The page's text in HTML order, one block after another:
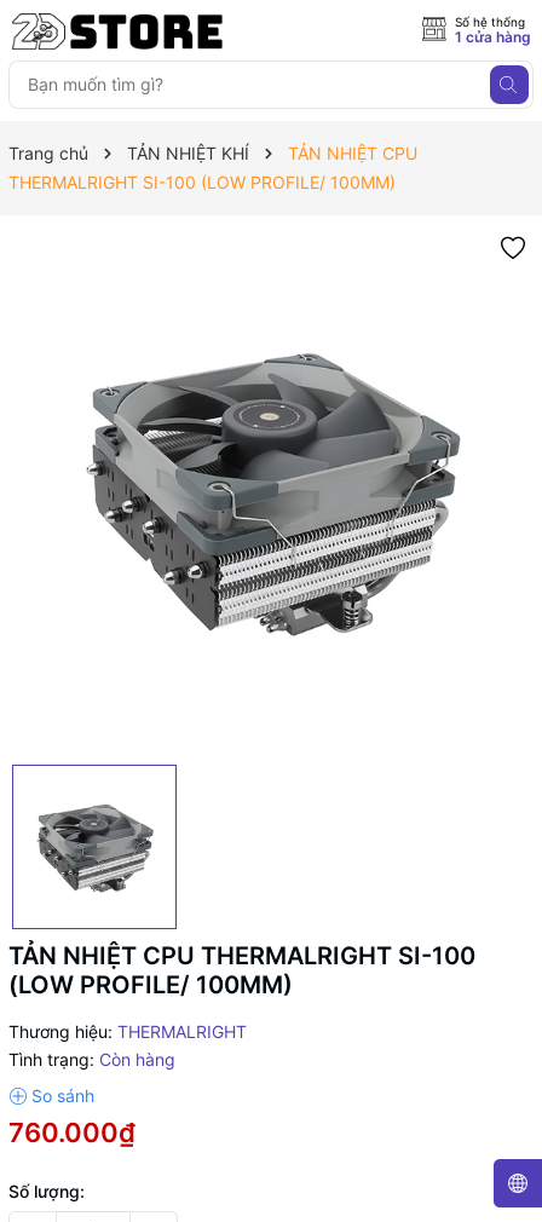
Số hệ thống
1 cửa hàng
Trang chủ TẢN NHIỆT KHÍ
TẢN NHIỆT CPU
THERMALRIGHT SI-100 (LOW PROFILE/ 100MM)
TẢN NHIỆT CPU THERMALRIGHT SI-100
(LOW PROFILE/ 100MM)
Thương hiệu: THERMALRIGHT
Tình trạng: Còn hàng
760.000₫
Số lượng: